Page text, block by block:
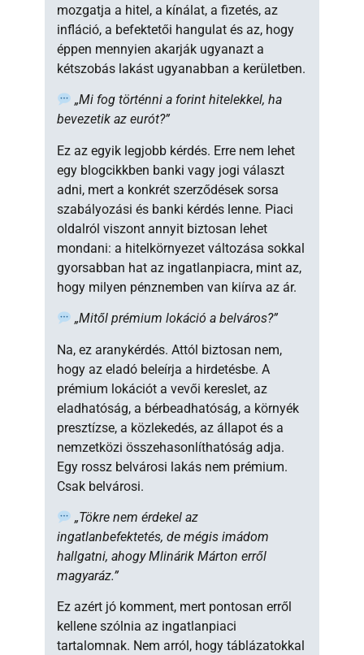
mozgatja a hitel, a kínálat, a fizetés, az
infláció, a befektetői hangulat és az, hogy
éppen mennyien akarják ugyanazt a
kétszobás lakást ugyanabban a kerületben.
„Mi fog történni a forint hitelekkel, ha
bevezetik az eurót?”
Ez az egyik legjobb kérdés. Erre nem lehet
egy blogcikkben banki vagy jogi választ
adni, mert a konkrét szerződések sorsa
szabályozási és banki kérdés lenne. Piaci
oldalról viszont annyit biztosan lehet
mondani: a hitelkörnyezet változása sokkal
gyorsabban hat az ingatlanpiacra, mint az,
hogy milyen pénznemben van kiírva az ár.
„Mitől prémium lokáció a belváros?”
Na, ez aranykérdés. Attól biztosan nem,
hogy az eladó beleírja a hirdetésbe. A
prémium lokációt a vevői kereslet, az
eladhatóság, a bérbeadhatóság, a környék
presztízse, a közlekedés, az állapot és a
nemzetközi összehasonlíthatóság adja.
Egy rossz belvárosi lakás nem prémium.
Csak belvárosi.
„Tökre nem érdekel az
ingatlanbefektetés, de mégis imádom
hallgatni, ahogy Mlinárik Márton erről
magyaráz.”
Ez azért jó komment, mert pontosan erről
kellene szólnia az ingatlanpiaci
tartalomnak. Nem arról, hogy táblázatokkal